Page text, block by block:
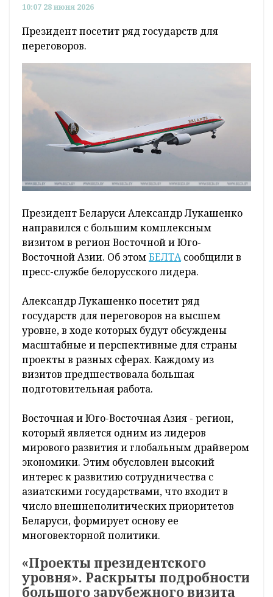
10:07 28 июня 2026
Президент посетит ряд государств для
переговоров.
Президент Беларуси Александр Лукашенко
направился с большим комплексным
визитом в регион Восточной и Юго-
Восточной Азии. Об этомБЕЛТАсообщили в
пресс-службе белорусского лидера.
Александр Лукашенко посетит ряд
государств для переговоров на высшем
уровне, в ходе которых будут обсуждены
масштабные и перспективные для страны
проекты в разных сферах. Каждому из
визитов предшествовала большая
подготовительная работа.
Восточная и Юго-Восточная Азия - регион,
который является одним из лидеров
мирового развития и глобальным драйвером
экономики. Этим обусловлен высокий
интерес к развитию сотрудничества с
азиатскими государствами, что входит в
число внешнеполитических приоритетов
Беларуси, формирует основу ее
многовекторной политики.
«Проекты президентского
уровня». Раскрыты подробности
большого зарубежного визита